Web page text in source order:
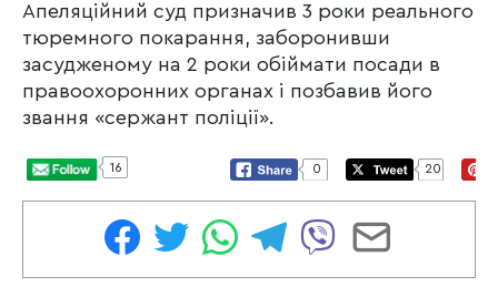
Апеляційний суд призначив 3 роки реального
тюремного покарання, заборонивши
засудженому на 2 роки обіймати посади в
правоохоронних органах і позбавив його
звання «сержант поліції».
16 0 20